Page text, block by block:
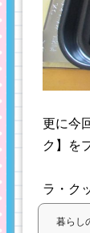
更に今
ク】を
ラ・ク
暮らし